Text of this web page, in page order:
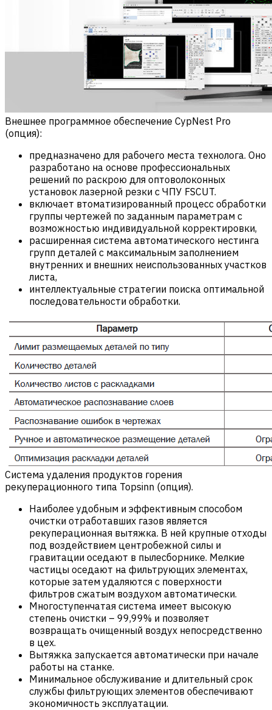
Внешнее программное обеспечение CypNest Pro
(опция):
предназначено для рабочего места технолога. Оно
разработано на основе профессиональных
решений по раскрою для оптоволоконных
установок лазерной резки с ЧПУ FSCUT.
включает втоматизированный процесс обработки
группы чертежей по заданным параметрам с
возможностью индивидуальной корректировки,
расширенная система автоматического нестинга
групп деталей с максимальным заполнением
внутренних и внешних неиспользованных участков
листа,
интеллектуальные стратегии поиска оптимальной
последовательности обработки.
Система удаления продуктов горения
рекуперационного типа Topsinn (опция).
Наиболее удобным и эффективным способом
очистки отработавших газов является
рекуперационная вытяжка. В ней крупные отходы
под воздействием центробежной силы и
гравитации оседают в пылесборнике. Мелкие
частицы оседают на фильтрующих элементах,
которые затем удаляются с поверхности
фильтров сжатым воздухом автоматически.
Многоступенчатая система имеет высокую
степень очистки – 99,99% и позволяет
возвращать очищенный воздух непосредственно
в цех.
Вытяжка запускается автоматически при начале
работы на станке.
Минимальное обслуживание и длительный срок
службы фильтрующих элементов обеспечивают
экономичность эксплуатации.